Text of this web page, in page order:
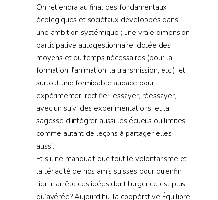
On retiendra au final des fondamentaux
écologiques et sociétaux développés dans
une ambition systémique ; une vraie dimension
participative autogestionnaire, dotée des
moyens et du temps nécessaires (pour la
formation, l’animation, la transmission, etc.); et
surtout une formidable audace pour
expérimenter, rectifier, essayer, réessayer,
avec un suivi des expérimentations, et la
sagesse d’intégrer aussi les écueils ou limites,
comme autant de leçons à partager elles
aussi…
Et s’il ne manquait que tout le volontarisme et
la ténacité de nos amis suisses pour qu’enfin
rien n’arrête ces idées dont l’urgence est plus
qu’avérée? Aujourd’hui la coopérative Équilibre